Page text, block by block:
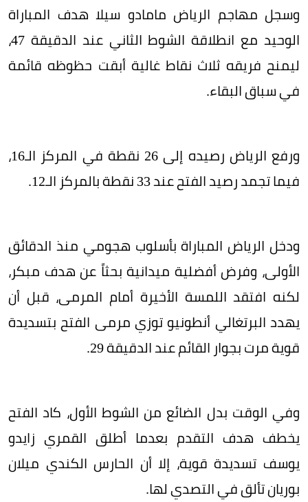
وسجل مهاجم الرياض مامادو سيلا هدف المباراة
الوحيد مع انطلاقة الشوط الثاني عند الدقيقة 47،
ليمنح فريقه ثلاث نقاط غالية أبقت حظوظه قائمة
في سباق البقاء.
ورفع الرياض رصيده إلى 26 نقطة في المركز الـ16،
فيما تجمد رصيد الفتح عند 33 نقطة بالمركز الـ12.
ودخل الرياض المباراة بأسلوب هجومي منذ الدقائق
الأولى، وفرض أفضلية ميدانية بحثاً عن هدف مبكر،
لكنه افتقد اللمسة الأخيرة أمام المرمى، قبل أن
يهدد البرتغالي أنطونيو توزي مرمى الفتح بتسديدة
قوية مرت بجوار القائم عند الدقيقة 29.
وفي الوقت بدل الضائع من الشوط الأول، كاد الفتح
يخطف هدف التقدم بعدما أطلق القمري زايدو
يوسف تسديدة قوية، إلا أن الحارس الكندي ميلان
بوريان تألق في التصدي لها.